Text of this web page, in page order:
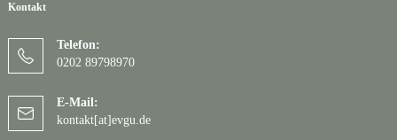
Kontakt
Telefon:
0202 89798970
E-Mail:
kontakt[at]evgu.de